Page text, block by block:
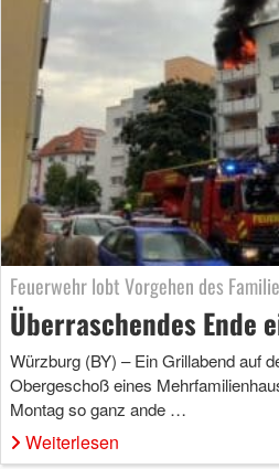
Feuerwehr lobt Vorgehen des
Überraschendes Ende
Würzburg (BY) – Ein Grillabend auf
Obergeschoß eines
Montag so ganz ande …
Weiterlesen